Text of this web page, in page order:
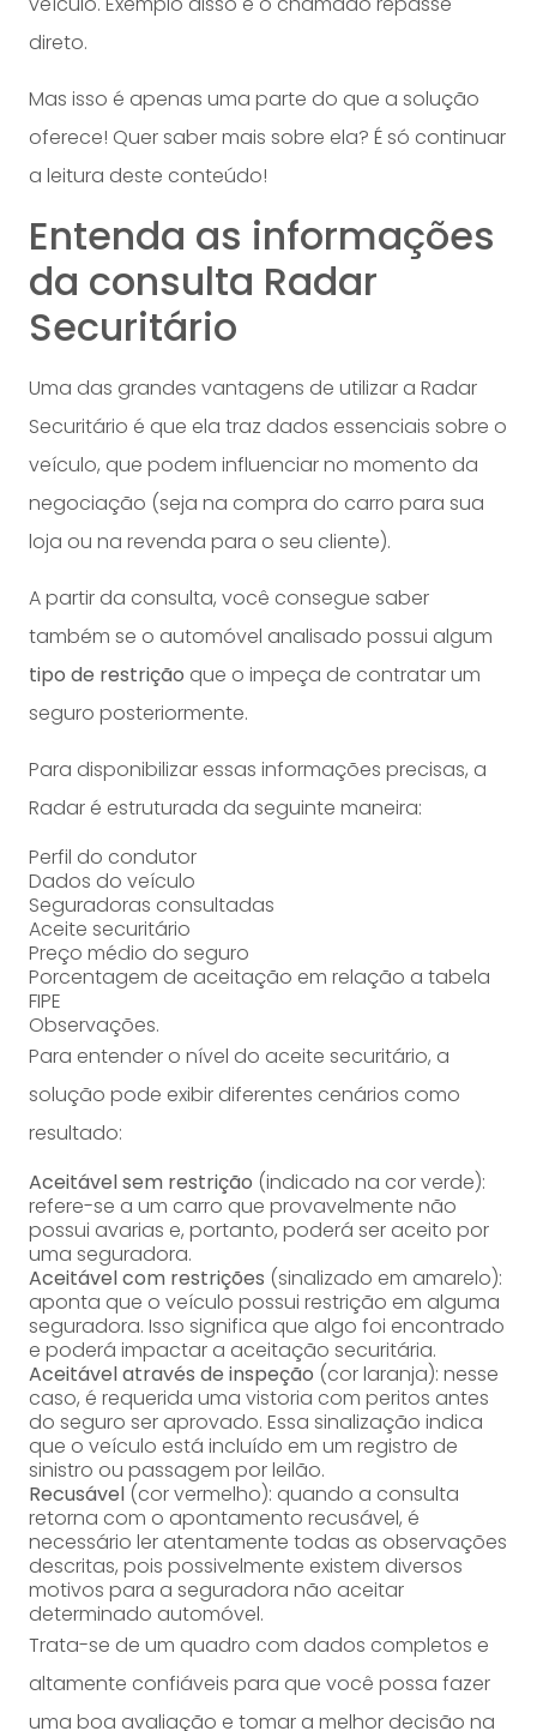
direto.
Mas isso é apenas uma parte do que a solução
oferece! Quer saber mais sobre ela? É só continuar
a leitura deste conteúdo!
Entenda as informações
da consulta Radar
Securitário
Uma das grandes vantagens de utilizar a Radar
Securitário é que ela traz dados essenciais sobre o
veículo, que podem influenciar no momento da
negociação (seja na compra do carro para sua
loja ou na revenda para o seu cliente).
A partir da consulta, você consegue saber
também se o automóvel analisado possui algum
tipo de restrição que o impeça de contratar um
seguro posteriormente.
Para disponibilizar essas informações precisas, a
Radar é estruturada da seguinte maneira:
Perfil do condutor
Dados do veículo
Seguradoras consultadas
Aceite securitário
Preço médio do seguro
Porcentagem de aceitação em relação a tabela
FIPE
Observações.
Para entender o nível do aceite securitário, a
solução pode exibir diferentes cenários como
resultado:
Aceitável sem restrição (indicado na cor verde):
refere-se a um carro que provavelmente não
possui avarias e, portanto, poderá ser aceito por
uma seguradora.
Aceitável com restrições (sinalizado em amarelo):
aponta que o veículo possui restrição em alguma
seguradora. Isso significa que algo foi encontrado
e poderá impactar a aceitação securitária.
Aceitável através de inspeção (cor laranja): nesse
caso, é requerida uma vistoria com peritos antes
do seguro ser aprovado. Essa sinalização indica
que o veículo está incluído em um registro de
sinistro ou passagem por leilão.
Recusável (cor vermelho): quando a consulta
retorna com o apontamento recusável, é
necessário ler atentamente todas as observações
descritas, pois possivelmente existem diversos
motivos para a seguradora não aceitar
determinado automóvel.
Trata-se de um quadro com dados completos e
altamente confiáveis para que você possa fazer
uma boa avaliação e tomar a melhor decisão na